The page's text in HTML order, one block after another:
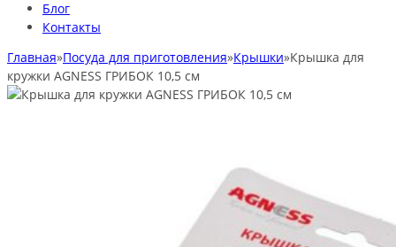
Блог
Контакты
Главная»Посуда для приготовления»Крышки»Крышка для
кружки AGNESS ГРИБОК 10,5 см